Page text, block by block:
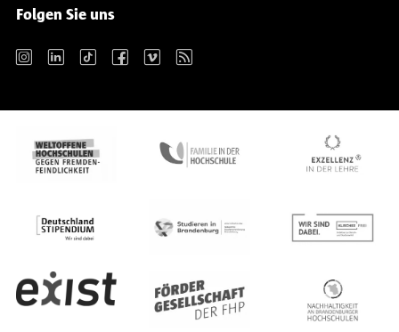
Folgen Sie uns
Instagram LinkedIn TikTok Facebook Vimeo RSS